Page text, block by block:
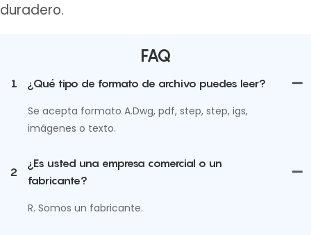
duradero.
FAQ
1
¿Qué tipo de formato de archivo puedes leer?
Se acepta formato A.Dwg, pdf, step, step, igs,
imágenes o texto.
2
¿Es usted una empresa comercial o un
fabricante?
R. Somos un fabricante.